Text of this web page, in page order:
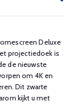
Deluxe
projectiedoek is
de nieuwste
om 4K en
Dit zwarte
kijkt u met